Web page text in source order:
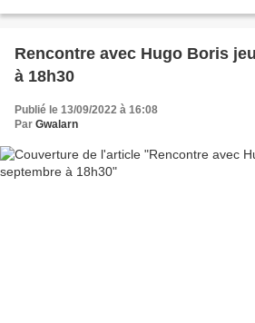
Rencontre avec Hugo Boris
à 18h30
Publié le 13/09/2022 à 16:08
Par Gwalarn